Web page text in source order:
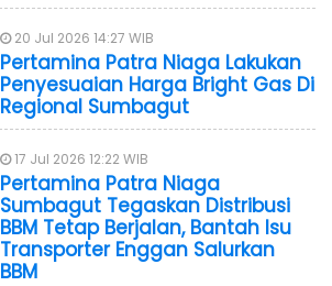
20 Jul 2026 14:27 WIB
Pertamina Patra Niaga Lakukan
Penyesuaian Harga Bright Gas Di
Regional Sumbagut
17 Jul 2026 12:22 WIB
Pertamina Patra Niaga
Sumbagut Tegaskan Distribusi
BBM Tetap Berjalan, Bantah Isu
Transporter Enggan Salurkan
BBM